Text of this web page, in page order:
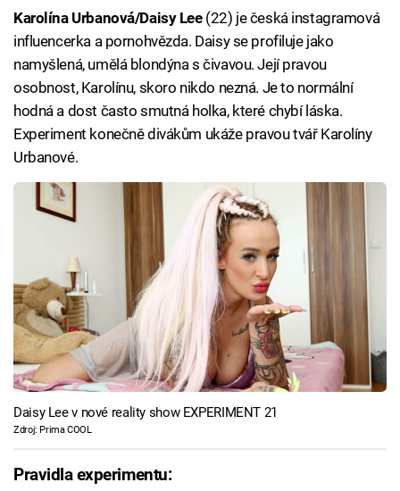
Karolína Urbanová/Daisy Lee(22) je česká instagramová
influencerka a pornohvězda. Daisy se profiluje jako
namyšlená, umělá blondýna s čivavou. Její pravou
osobnost, Karolínu, skoro nikdo nezná. Je to normální
hodná a dost často smutná holka, které chybí láska.
Experiment konečně divákům ukáže pravou tvář Karolíny
Urbanové.
Daisy Lee v nové reality show EXPERIMENT 21
Zdroj: Prima COOL
Pravidla experimentu: